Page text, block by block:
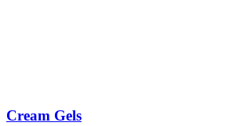
Cream Gels